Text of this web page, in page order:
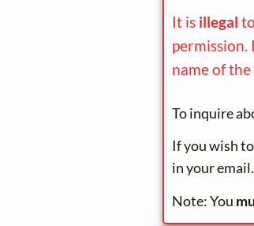
It is illegal
permission.
name of
To inquire
If you wish
in your
Note: You